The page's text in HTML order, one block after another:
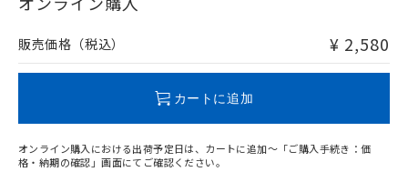
問い合わせください。
販売価格（税込） ¥ 2,580
カートに追加
オンライン購入における出荷予定日は、カートに追加～「ご購入手続き：価
格・納期の確認」画面にてご確認ください。